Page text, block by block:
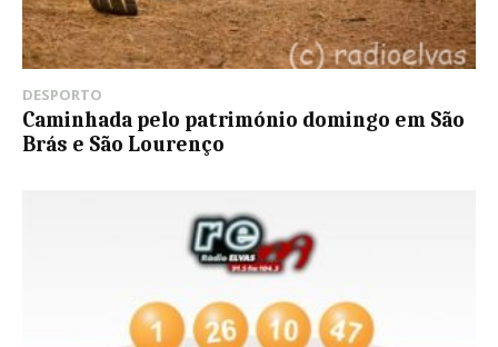
DESPORTO
Caminhada pelo património domingo em São
Brás e São Lourenço